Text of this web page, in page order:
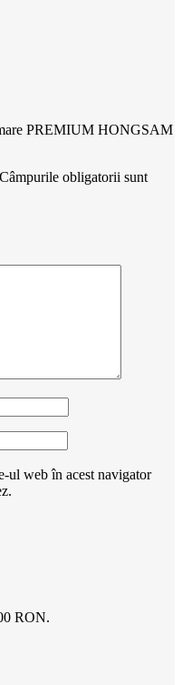
PREMIUM HONGSAM
Câmpurile obligatorii sunt
ul web în acest navigator
RON.